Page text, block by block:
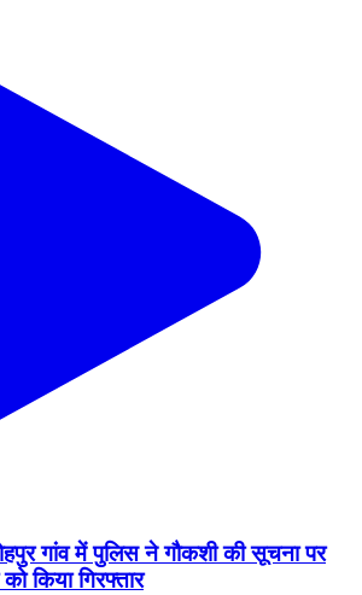
गांव में पुलिस ने गौकशी की सूचना पर
किया गिरफ्तार